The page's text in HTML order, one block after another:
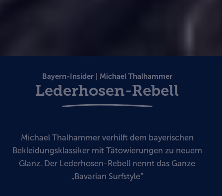
Bayern-Insider | Michael Thalhammer
Lederhosen-Rebell
Michael Thalhammer verhilft dem bayerischen
Bekleidungsklassiker mit Tätowierungen zu neuem
Glanz. Der Lederhosen-Rebell nennt das Ganze
„Bavarian Surfstyle“